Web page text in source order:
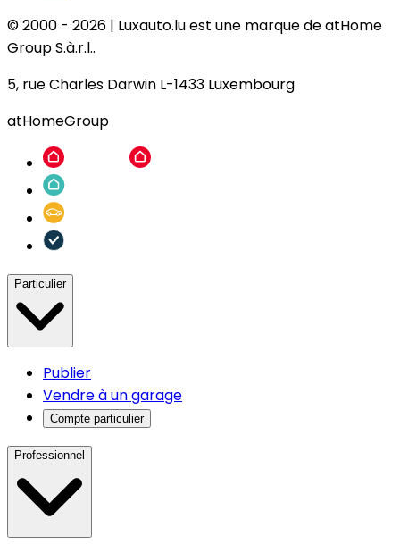
© 2000 - 2026 | Luxauto.lu est une marque de atHome
Group S.à.r.l..
5, rue Charles Darwin L-1433 Luxembourg
atHomeGroup
Particulier
Publier
Vendre à un garage
Compte particulier
Professionnel